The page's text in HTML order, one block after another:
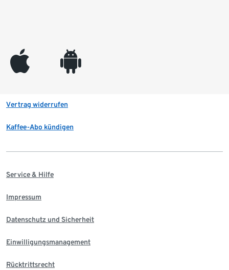
appleinc android
Vertrag widerrufen
Kaffee-Abo kündigen
Service & Hilfe
Impressum
Datenschutz und Sicherheit
Einwilligungsmanagement
Rücktrittsrecht